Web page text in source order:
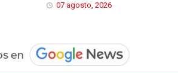
07 agosto, 2026